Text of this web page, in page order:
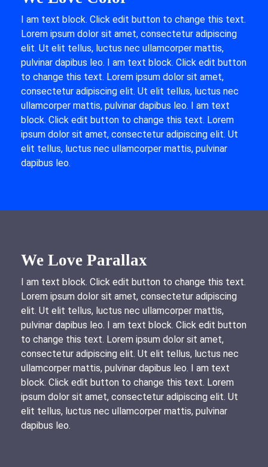
I am text block. Click edit button to change this text.
Lorem ipsum dolor sit amet, consectetur adipiscing
elit. Ut elit tellus, luctus nec ullamcorper mattis,
pulvinar dapibus leo. I am text block. Click edit button
to change this text. Lorem ipsum dolor sit amet,
consectetur adipiscing elit. Ut elit tellus, luctus nec
ullamcorper mattis, pulvinar dapibus leo. I am text
block. Click edit button to change this text. Lorem
ipsum dolor sit amet, consectetur adipiscing elit. Ut
elit tellus, luctus nec ullamcorper mattis, pulvinar
dapibus leo.
We Love Parallax
I am text block. Click edit button to change this text.
Lorem ipsum dolor sit amet, consectetur adipiscing
elit. Ut elit tellus, luctus nec ullamcorper mattis,
pulvinar dapibus leo. I am text block. Click edit button
to change this text. Lorem ipsum dolor sit amet,
consectetur adipiscing elit. Ut elit tellus, luctus nec
ullamcorper mattis, pulvinar dapibus leo. I am text
block. Click edit button to change this text. Lorem
ipsum dolor sit amet, consectetur adipiscing elit. Ut
elit tellus, luctus nec ullamcorper mattis, pulvinar
dapibus leo.